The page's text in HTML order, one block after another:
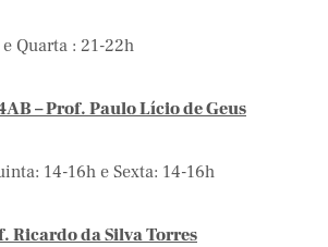
Quarta : 21-22h
– Prof. Paulo Lício de Geus
14-16h e Sexta: 14-16h
Ricardo da Silva Torres